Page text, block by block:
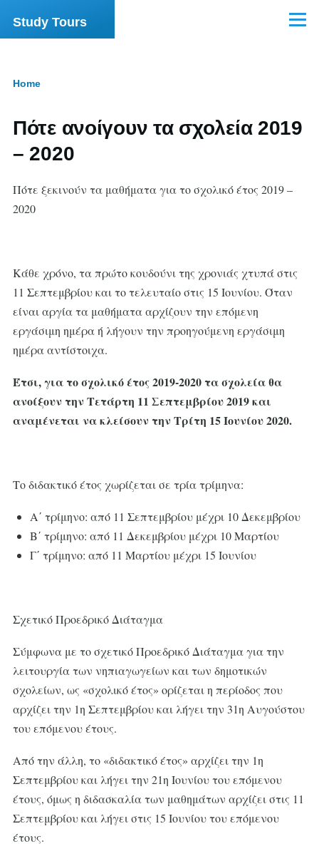
Skip to main content
Study Tours Menu
Home
Πότε ανοίγουν τα σχολεία 2019
– 2020
Πότε ξεκινούν τα μαθήματα για το σχολικό έτος 2019 –
2020
Κάθε χρόνο, τα πρώτο κουδούνι της χρονιάς χτυπά στις
11 Σεπτεμβρίου και το τελευταίο στις 15 Ιουνίου. Όταν
είναι αργία τα μαθήματα αρχίζουν την επόμενη
εργάσιμη ημέρα ή λήγουν την προηγούμενη εργάσιμη
ημέρα αντίστοιχα.
Έτσι, για το σχολικό έτος 2019-2020 τα σχολεία θα
ανοίξουν την Τετάρτη 11 Σεπτεμβρίου 2019 και
αναμένεται να κλείσουν την Τρίτη 15 Ιουνίου 2020.
Το διδακτικό έτος χωρίζεται σε τρία τρίμηνα:
Α΄ τρίμηνο: από 11 Σεπτεμβρίου μέχρι 10 Δεκεμβρίου
Β΄ τρίμηνο: από 11 Δεκεμβρίου μέχρι 10 Μαρτίου
Γ΄ τρίμηνο: από 11 Μαρτίου μέχρι 15 Ιουνίου
Σχετικό Προεδρικό Διάταγμα
Σύμφωνα με το σχετικό Προεδρικό Διάταγμα για την
λειτουργία των νηπιαγωγείων και των δημοτικών
σχολείων, ως «σχολικό έτος» ορίζεται η περίοδος που
αρχίζει την 1η Σεπτεμβρίου και λήγει την 31η Αυγούστου
του επόμενου έτους.
Από την άλλη, το «διδακτικό έτος» αρχίζει την 1η
Σεπτεμβρίου και λήγει την 21η Ιουνίου του επόμενου
έτους, όμως η διδασκαλία των μαθημάτων αρχίζει στις 11
Σεπτεμβρίου και λήγει στις 15 Ιουνίου του επόμενου
έτους.